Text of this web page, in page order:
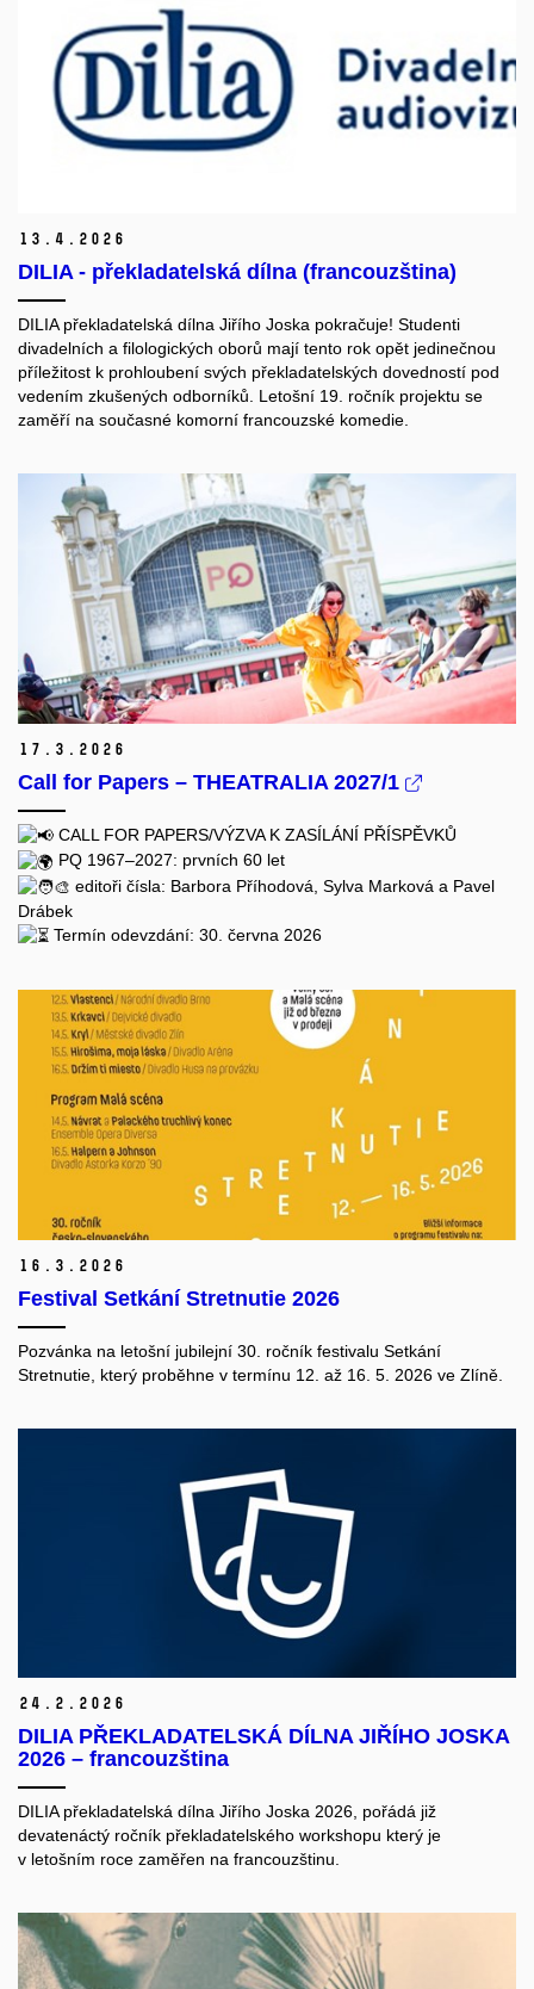
13. 4. 2026
DILIA - překladatelská dílna (francouzština)
DILIA překladatelská dílna Jiřího Joska pokračuje! Studenti
divadelních a filologických oborů mají tento rok opět jedinečnou
příležitost k prohloubení svých překladatelských dovedností pod
vedením zkušených odborníků. Letošní 19. ročník projektu se
zaměří na současné komorní francouzské komedie.
17. 3. 2026
Call for Papers – THEATRALIA 2027/1
CALL FOR PAPERS/VÝZVA K ZASÍLÁNÍ PŘÍSPĚVKŮ
PQ 1967–2027: prvních 60 let
editoři čísla: Barbora Příhodová, Sylva Marková a Pavel
Drábek
Termín odevzdání: 30. června 2026
16. 3. 2026
Festival Setkání Stretnutie 2026
Pozvánka na letošní jubilejní 30. ročník festivalu Setkání
Stretnutie , který proběhne v termínu 12. až 16. 5. 2026 ve Zlíně
24. 2. 2026
DILIA PŘEKLADATELSKÁ DÍLNA JIŘÍHO JOSKA
2026 – francouzština
DILIA překladatelská dílna Jiřího Joska 2026, pořádá již
devatenáctý ročník překladatelského workshopu který je
v letošním roce zaměřen na francouzštinu.